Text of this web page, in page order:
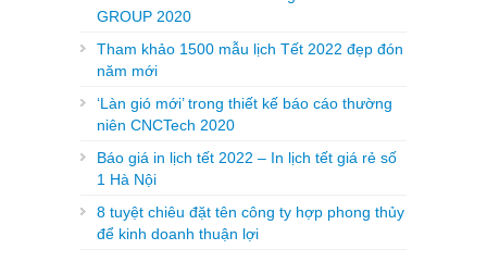
GROUP 2020
Tham khảo 1500 mẫu lịch Tết 2022 đẹp đón
năm mới
‘Làn gió mới’ trong thiết kế báo cáo thường
niên CNCTech 2020
Báo giá in lịch tết 2022 – In lịch tết giá rẻ số
1 Hà Nội
8 tuyệt chiêu đặt tên công ty hợp phong thủy
để kinh doanh thuận lợi